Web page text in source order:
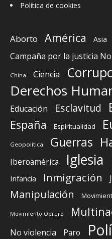
Política de cookies
Aborto América Asia
Campaña por la justicia
China Ciencia
Derechos
Educación Esclavitud
España Espiritualidad
Geopolítica Guerras
Iberoamérica Iglesia
Infancia Inmigración
Manipulación
Movimiento Obrero
No violencia
Paro